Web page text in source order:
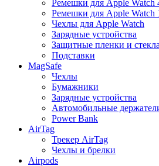
Ремешки для Apple Watch
Ремешки для Apple Watch
Чехлы для Apple Watch
Зарядные устройства
Защитные пленки и стекла
Подставки
MagSafe
Чехлы
Бумажники
Зарядные устройства
Автомобильные
Power Bank
AirTag
Трекер AirTag
Чехлы и брелки
Airpods